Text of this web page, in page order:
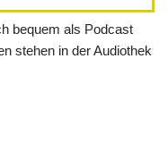
bequem als Podcast
stehen in der Audiothek